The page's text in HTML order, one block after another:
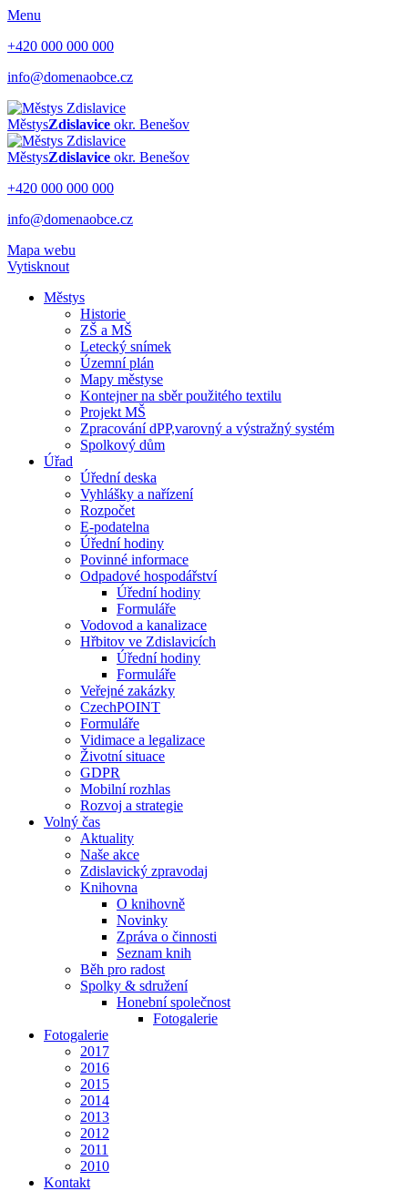
Menu
+420 000 000 000
info@domenaobce.cz
MěstysZdislavice okr. Benešov
MěstysZdislavice okr. Benešov
+420 000 000 000
info@domenaobce.cz
Mapa webu
Vytisknout
Městys
Historie
ZŠ a MŠ
Letecký snímek
Územní plán
Mapy městyse
Kontejner na sběr použitého textilu
Projekt MŠ
Zpracování dPP,varovný a výstražný systém
Spolkový dům
Úřad
Úřední deska
Vyhlášky a nařízení
Rozpočet
E-podatelna
Úřední hodiny
Povinné informace
Odpadové hospodářství
Úřední hodiny
Formuláře
Vodovod a kanalizace
Hřbitov ve Zdislavicích
Úřední hodiny
Formuláře
Veřejné zakázky
CzechPOINT
Formuláře
Vidimace a legalizace
Životní situace
GDPR
Mobilní rozhlas
Rozvoj a strategie
Volný čas
Aktuality
Naše akce
Zdislavický zpravodaj
Knihovna
O knihovně
Novinky
Zpráva o činnosti
Seznam knih
Běh pro radost
Spolky & sdružení
Honební společnost
Fotogalerie
Fotogalerie
2017
2016
2015
2014
2013
2012
2011
2010
Kontakt